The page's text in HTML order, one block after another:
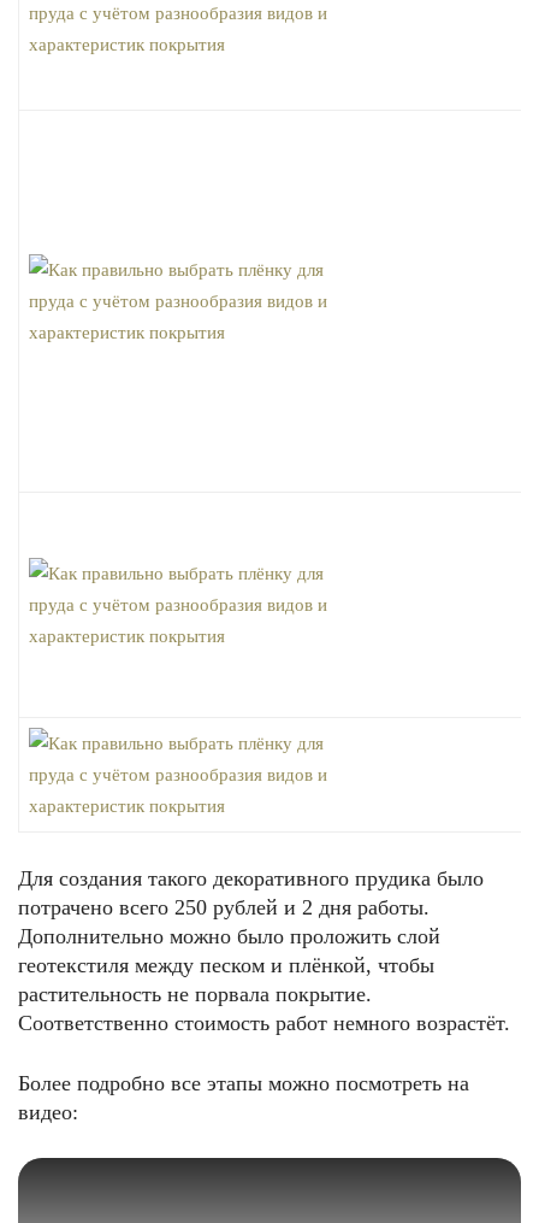
Для создания такого декоративного прудика было
потрачено всего 250 рублей и 2 дня работы.
Дополнительно можно было проложить слой
геотекстиля между песком и плёнкой, чтобы
растительность не порвала покрытие.
Соответственно стоимость работ немного возрастёт.
Более подробно все этапы можно посмотреть на
видео: